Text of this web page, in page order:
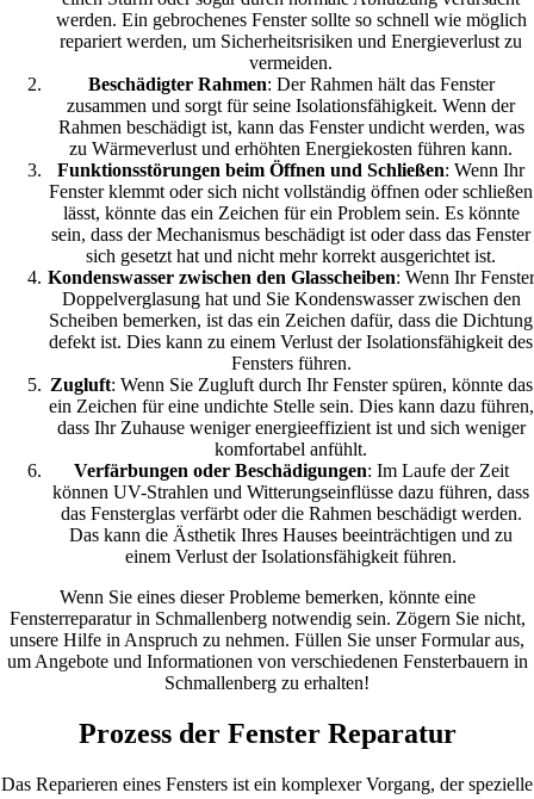
werden. Ein gebrochenes Fenster sollte so schnell wie möglich
repariert werden, um Sicherheitsrisiken und Energieverlust zu
vermeiden.
Beschädigter Rahmen: Der Rahmen hält das Fenster
zusammen und sorgt für seine Isolationsfähigkeit. Wenn der
Rahmen beschädigt ist, kann das Fenster undicht werden, was
zu Wärmeverlust und erhöhten Energiekosten führen kann.
Funktionsstörungen beim Öffnen und Schließen: Wenn Ihr
Fenster klemmt oder sich nicht vollständig öffnen oder schließen
lässt, könnte das ein Zeichen für ein Problem sein. Es könnte
sein, dass der Mechanismus beschädigt ist oder dass das Fenster
sich gesetzt hat und nicht mehr korrekt ausgerichtet ist.
Kondenswasser zwischen den Glasscheiben: Wenn Ihr Fenster
Doppelverglasung hat und Sie Kondenswasser zwischen den
Scheiben bemerken, ist das ein Zeichen dafür, dass die Dichtung
defekt ist. Dies kann zu einem Verlust der Isolationsfähigkeit des
Fensters führen.
Zugluft: Wenn Sie Zugluft durch Ihr Fenster spüren, könnte das
ein Zeichen für eine undichte Stelle sein. Dies kann dazu führen,
dass Ihr Zuhause weniger energieeffizient ist und sich weniger
komfortabel anfühlt.
Verfärbungen oder Beschädigungen: Im Laufe der Zeit
können UV-Strahlen und Witterungseinflüsse dazu führen, dass
das Fensterglas verfärbt oder die Rahmen beschädigt werden.
Das kann die Ästhetik Ihres Hauses beeinträchtigen und zu
einem Verlust der Isolationsfähigkeit führen.
Wenn Sie eines dieser Probleme bemerken, könnte eine
Fensterreparatur in Schmallenberg notwendig sein. Zögern Sie nicht,
unsere Hilfe in Anspruch zu nehmen. Füllen Sie unser Formular aus,
um Angebote und Informationen von verschiedenen Fensterbauern in
Schmallenberg zu erhalten!
Prozess der Fenster Reparatur
Das Reparieren eines Fensters ist ein komplexer Vorgang, der spezielle